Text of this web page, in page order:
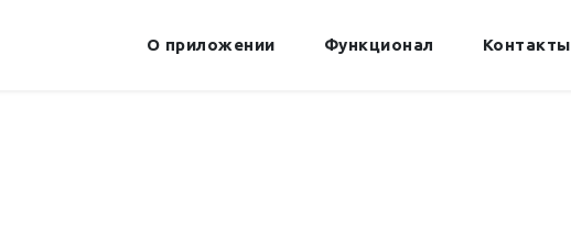
О приложении Функционал Контакты